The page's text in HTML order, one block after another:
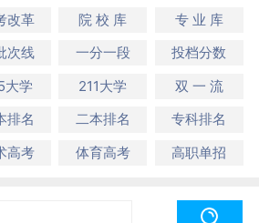
改革 院 校 库
专 业 库
次线 一分一段
投档分数
大学 211大学
双 一 流
排名 二本排名
专科排名
高考 体育高考 高职单招